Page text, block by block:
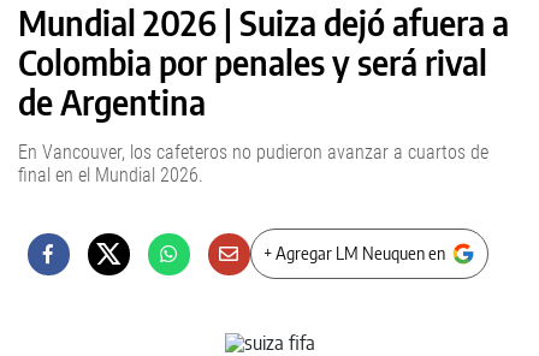
Mundial 2026 | Suiza dejó afuera a
Colombia por penales y será rival
de Argentina
En Vancouver, los cafeteros no pudieron avanzar a cuartos de
final en el Mundial 2026.
+ Agregar LM Neuquen en